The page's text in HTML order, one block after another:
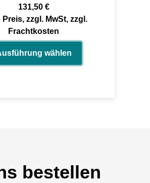
131,50 €
Preis, zzgl. MwSt, zzgl.
Frachtkosten
wählen
bestellen